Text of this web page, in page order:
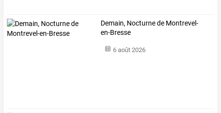
Demain, Nocturne de Montrevel-
en-Bresse
6 août 2026